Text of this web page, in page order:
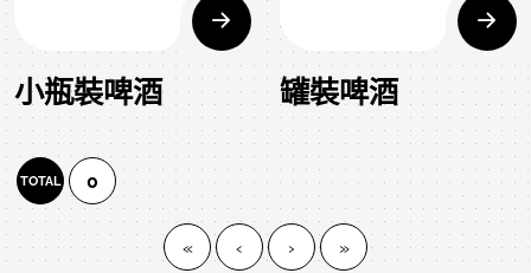
小瓶裝啤酒 罐裝啤酒
TOTAL 0
« ‹ › »